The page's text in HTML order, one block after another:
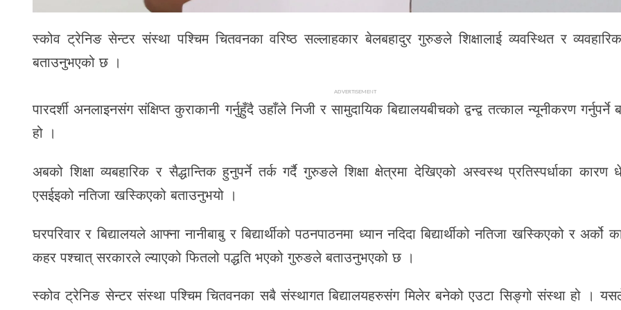
स्कोव ट्रेनिङ सेन्टर संस्था पश्चिम चितवनका वरिष्ठ सल्लाहकार बेलबहादुर गुरुङले शिक्षालाई व्यवस्थित र
बताउनुभएको छ ।
ADVERTISEMENT
पारदर्शी अनलाइनसंग संक्षिप्त कुराकानी गर्नुहुँदै उहाँले निजी र सामुदायिक बिद्यालयबीचको द्वन्द्व तत्काल न्यूनीकरण
हो ।
अबको शिक्षा व्यबहारिक र सैद्धान्तिक हुनुपर्ने तर्क गर्दै गुरुङले शिक्षा क्षेत्रमा देखिएको अस्वस्थ प्रतिस्पर्धाका कारण
एसईइको नतिजा खस्किएको बताउनुभयो ।
घरपरिवार र बिद्यालयले आफ्ना नानीबाबु र बिद्यार्थीको पठनपाठनमा ध्यान नदिदा बिद्यार्थीको नतिजा खस्किएको र अर्को
कहर पश्चात् सरकारले ल्याएको फितलो पद्धति भएको गुरुङले बताउनुभएको छ ।
स्कोव ट्रेनिङ सेन्टर संस्था पश्चिम चितवनका सबै संस्थागत बिद्यालयहरुसंग मिलेर बनेको एउटा सिङ्गो संस्था हो ।